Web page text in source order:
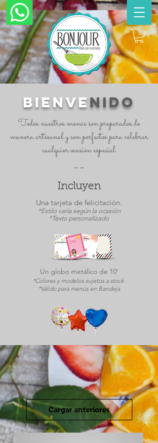
BIENVENIDO
Todos nuestros menús son preparados de
manera artesanal y son perfectos para celebrar
cualquier ocasión especial
--
Incluyen
Una tarjeta de felicitación.
*Estilo varía según la ocasión
*Texto personalizado
Un globo metálico de 10'
*Colores y modelos sujetos a stock
*Válido para menús en Bandeja
Cargar anteriores